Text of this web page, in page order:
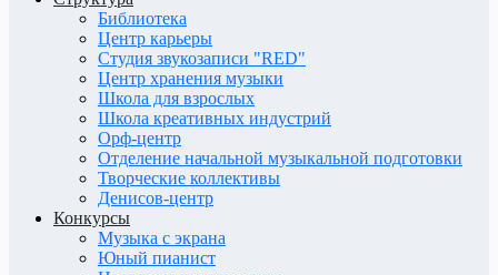
Библиотека
Центр карьеры
Студия звукозаписи "RED"
Центр хранения музыки
Школа для взрослых
Школа креативных индустрий
Орф-центр
Отделение начальной музыкальной подготовки
Творческие коллективы
Денисов-центр
Конкурсы
Музыка с экрана
Юный пианист